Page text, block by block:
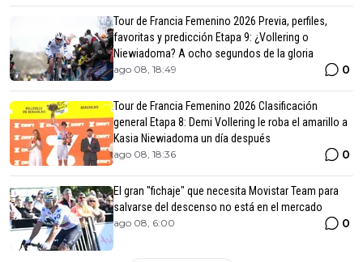
Tour de Francia Femenino 2026 Previa, perfiles,
favoritas y predicción Etapa 9: ¿Vollering o
Niewiadoma? A ocho segundos de la gloria
ago 08, 18:49 0
Tour de Francia Femenino 2026 Clasificación
general Etapa 8: Demi Vollering le roba el amarillo a
Kasia Niewiadoma un día después
ago 08, 18:36 0
El gran "fichaje" que necesita Movistar Team para
salvarse del descenso no está en el mercado
ago 08, 6:00 0